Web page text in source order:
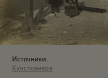
Источники:
Кунсткамера